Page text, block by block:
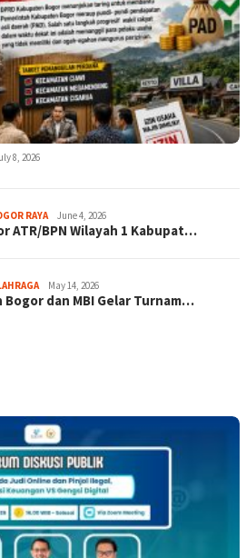
8, 2026
RAYA June 4, 2026
ATR/BPN Wilayah 1 Kabupat…
May 14, 2026
Bogor dan MBI Gelar Turnam…